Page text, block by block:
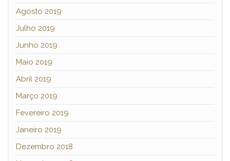
Agosto 2019
Julho 2019
Junho 2019
Maio 2019
Abril 2019
Março 2019
Fevereiro 2019
Janeiro 2019
Dezembro 2018